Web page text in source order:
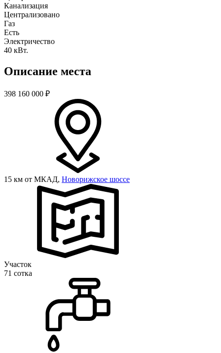
Канализация
Централизовано
Газ
Есть
Электричество
40 кВт.
Описание места
398 160 000 ₽
15 км от МКАД, Новорижское шоссе
Участок
71 сотка